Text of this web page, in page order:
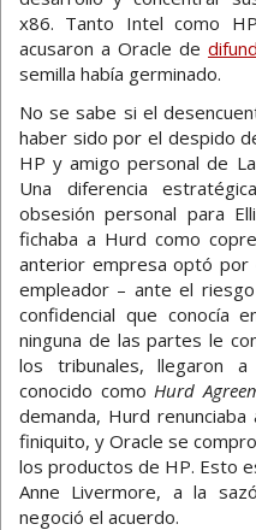
x86. Tanto Intel como
acusaron a Oracle de
semilla había germinado.
No se sabe si el
haber sido por el despido
HP y amigo personal de
Una diferencia
obsesión personal para
fichaba a Hurd como
anterior empresa optó por
empleador – ante el
confidencial que conocía
ninguna de las partes le
los tribunales, llegaron
conocido como Hurd
demanda, Hurd
finiquito, y Oracle se
los productos de HP. Esto
Anne Livermore, a la
negoció el acuerdo.